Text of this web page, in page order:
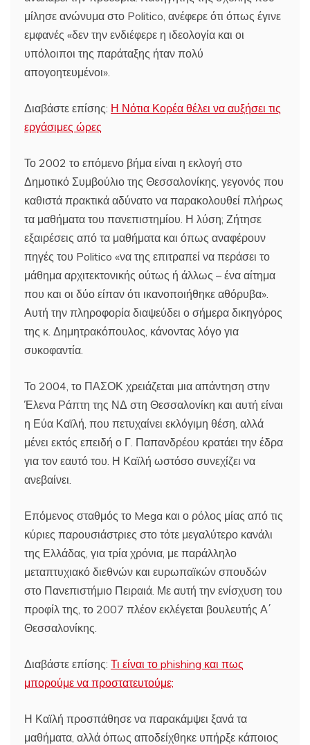
μίλησε ανώνυμα στο Politico, ανέφερε ότι όπως έγινε
εμφανές «δεν την ενδιέφερε η ιδεολογία και οι
υπόλοιποι της παράταξης ήταν πολύ
απογοητευμένοι».
Διαβάστε επίσης: Η Νότια Κορέα θέλει να αυξήσει τις
εργάσιμες ώρες
Το 2002 το επόμενο βήμα είναι η εκλογή στο
Δημοτικό Συμβούλιο της Θεσσαλονίκης, γεγονός που
καθιστά πρακτικά αδύνατο να παρακολουθεί πλήρως
τα μαθήματα του πανεπιστημίου. Η λύση; Ζήτησε
εξαιρέσεις από τα μαθήματα και όπως αναφέρουν
πηγές του Politico «να της επιτραπεί να περάσει το
μάθημα αρχιτεκτονικής ούτως ή άλλως – ένα αίτημα
που και οι δύο είπαν ότι ικανοποιήθηκε αθόρυβα».
Αυτή την πληροφορία διαψεύδει ο σήμερα δικηγόρος
της κ. Δημητρακόπουλος, κάνοντας λόγο για
συκοφαντία.
Το 2004, το ΠΑΣΟΚ χρειάζεται μια απάντηση στην
Έλενα Ράπτη της ΝΔ στη Θεσσαλονίκη και αυτή είναι
η Εύα Καϊλή, που πετυχαίνει εκλόγιμη θέση, αλλά
μένει εκτός επειδή ο Γ. Παπανδρέου κρατάει την έδρα
για τον εαυτό του. Η Καϊλή ωστόσο συνεχίζει να
ανεβαίνει.
Επόμενος σταθμός το Mega και ο ρόλος μίας από τις
κύριες παρουσιάστριες στο τότε μεγαλύτερο κανάλι
της Ελλάδας, για τρία χρόνια, με παράλληλο
μεταπτυχιακό διεθνών και ευρωπαϊκών σπουδών
στο Πανεπιστήμιο Πειραιά. Με αυτή την ενίσχυση του
προφίλ της, το 2007 πλέον εκλέγεται βουλευτής Α΄
Θεσσαλονίκης.
Διαβάστε επίσης: Τι είναι το phishing και πως
μπορούμε να προστατευτούμε;
Η Καϊλή προσπάθησε να παρακάμψει ξανά τα
μαθήματα, αλλά όπως αποδείχθηκε υπήρξε κάποιος